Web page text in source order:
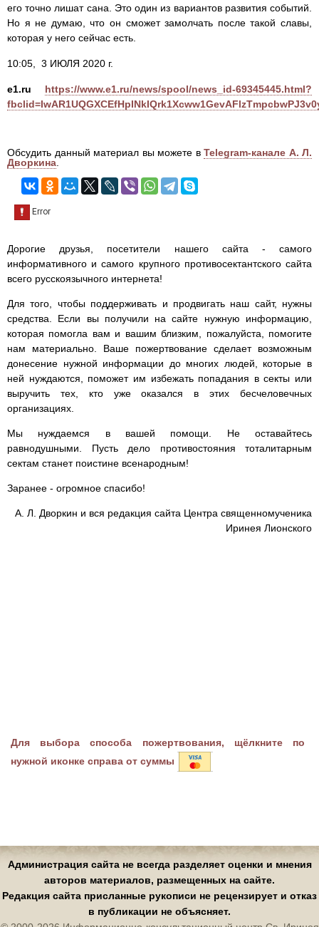
его точно лишат сана. Это один из вариантов развития событий.
Но я не думаю, что он сможет замолчать после такой славы,
которая у него сейчас есть.
10:05, 3 ИЮЛЯ 2020 г.
e1.ru
https://www.e1.ru/news/spool/news_id-69345445.html?
Обсудить данный материал вы можете в Telegram-канале А. Л.
Дворкина.
Дорогие друзья, посетители нашего сайта - самого
информативного и самого крупного противосектантского сайта
всего русскоязычного интернета!
Для того, чтобы поддерживать и продвигать наш сайт, нужны
средства. Если вы получили на сайте нужную информацию,
которая помогла вам и вашим близким, пожалуйста, помогите
нам материально. Ваше пожертвование сделает возможным
донесение нужной информации до многих людей, которые в
ней нуждаются, поможет им избежать попадания в секты или
выручить тех, кто уже оказался в этих бесчеловечных
организациях.
Мы нуждаемся в вашей помощи. Не оставайтесь
равнодушными. Пусть дело противостояния тоталитарным
сектам станет поистине всенародным!
Заранее - огромное спасибо!
А. Л. Дворкин и вся редакция сайта Центра священномученика
Иринея Лионского
Для выбора способа пожертвования, щёлкните по
нужной иконке справа от суммы
Администрация сайта не всегда разделяет оценки и мнения
авторов материалов, размещенных на сайте.
Редакция сайта присланные рукописи не рецензирует и отказ
в публикации не объясняет.